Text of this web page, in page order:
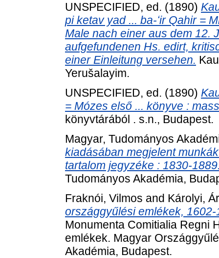
UNSPECIFIED, ed. (1890)
pi ketav yad ... ba-ʻir Qahir =
Male nach einer aus dem 12.
aufgefundenen Hs. edirt,
einer Einleitung versehen.
Yerušalayim.
UNSPECIFIED, ed. (1890)
= Mózes első ... könyve :
könyvtárából . s.n., Budapest.
Magyar, Tudományos
kiadásában megjelent
tartalom jegyzéke : 1830-
Tudományos Akadémia,
Fraknói, Vilmos and Károlyi,
országgyűlési emlékek, 1602-
Monumenta Comitialia Regni
emlékek. Magyar
Akadémia, Budapest.